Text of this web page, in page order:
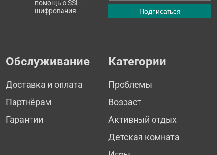
помощью SSL-
шифрования
Обслуживание
Доставка и оплата
Партнёрам
Гарантии
Категории
Проблемы
Возраст
Активный отдых
Детская комната